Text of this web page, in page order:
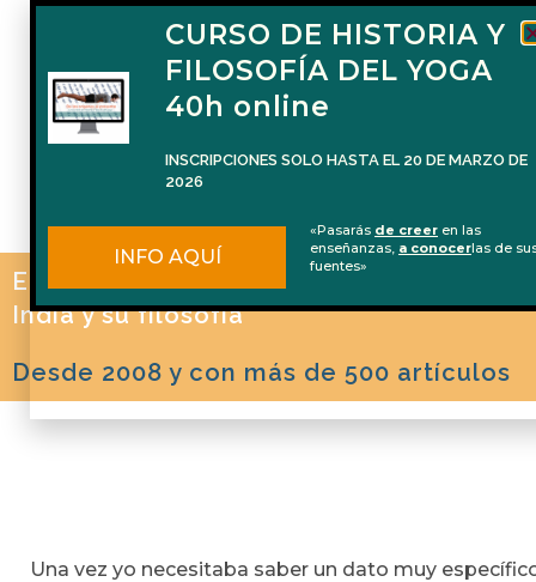
El blog de Naren Herrero sobre Yoga, la
India y su filosofía
Desde 2008 y con más de 500 artículos
Una vez yo necesitaba saber un dato muy
CURSO DE HISTORIA Y
FILOSOFÍA DEL YOGA
40h online
INSCRIPCIONES SOLO HASTA EL 20 DE MARZO DE
2026
INFO AQUÍ
«Pasarás de creer en las
enseñanzas, a conocerlas de
fuentes»